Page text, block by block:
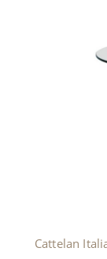
Cattelan